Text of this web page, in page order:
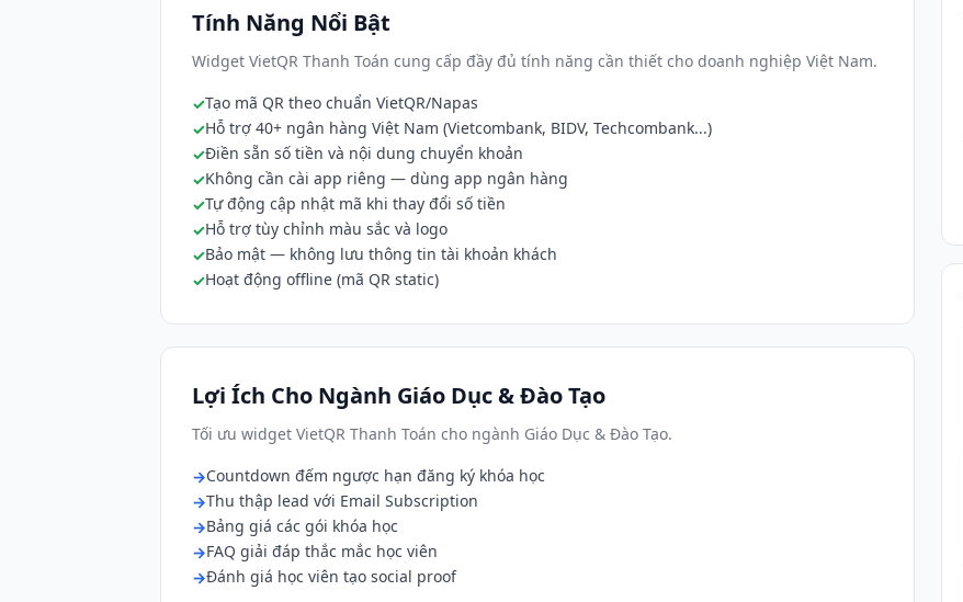
Tính Năng Nổi Bật
Widget VietQR Thanh Toán cung cấp đầy đủ tính năng cần thiết cho doanh nghiệp Việt Nam.
Tạo mã QR theo chuẩn VietQR/Napas
Hỗ trợ 40+ ngân hàng Việt Nam (Vietcombank, BIDV, Techcombank...)
Điền sẵn số tiền và nội dung chuyển khoản
Không cần cài app riêng — dùng app ngân hàng
Tự động cập nhật mã khi thay đổi số tiền
Hỗ trợ tùy chỉnh màu sắc và logo
Bảo mật — không lưu thông tin tài khoản khách
Hoạt động offline (mã QR static)
Lợi Ích Cho Ngành Giáo Dục & Đào Tạo
Tối ưu widget VietQR Thanh Toán cho ngành Giáo Dục & Đào Tạo.
Countdown đếm ngược hạn đăng ký khóa học
Thu thập lead với Email Subscription
Bảng giá các gói khóa học
FAQ giải đáp thắc mắc học viên
Đánh giá học viên tạo social proof